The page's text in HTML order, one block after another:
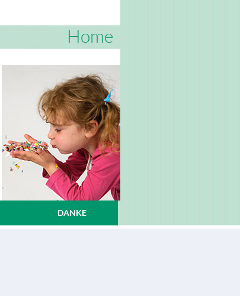
Home
DANKE